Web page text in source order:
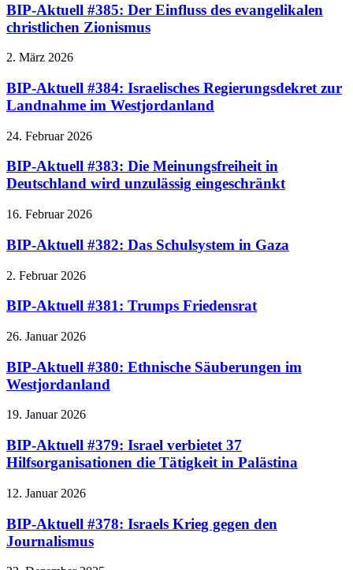
BIP-Aktuell #385: Der Einfluss des evangelikalen
christlichen Zionismus
2. März 2026
BIP-Aktuell #384: Israelisches Regierungsdekret zur
Landnahme im Westjordanland
24. Februar 2026
BIP-Aktuell #383: Die Meinungsfreiheit in
Deutschland wird unzulässig eingeschränkt
16. Februar 2026
BIP-Aktuell #382: Das Schulsystem in Gaza
2. Februar 2026
BIP-Aktuell #381: Trumps Friedensrat
26. Januar 2026
BIP-Aktuell #380: Ethnische Säuberungen im
Westjordanland
19. Januar 2026
BIP-Aktuell #379: Israel verbietet 37
Hilfsorganisationen die Tätigkeit in Palästina
12. Januar 2026
BIP-Aktuell #378: Israels Krieg gegen den
Journalismus